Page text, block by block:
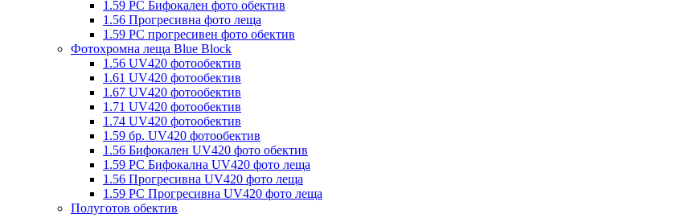
1.59 PC Бифокален фото обектив
1.56 Прогресивна фото леща
1.59 PC прогресивен фото обектив
Фотохромна леща Blue Block
1.56 UV420 фотообектив
1.61 UV420 фотообектив
1.67 UV420 фотообектив
1.71 UV420 фотообектив
1.74 UV420 фотообектив
1.59 бр. UV420 фотообектив
1.56 Бифокален UV420 фото обектив
1.59 PC Бифокална UV420 фото леща
1.56 Прогресивна UV420 фото леща
1.59 PC Прогресивна UV420 фото леща
Полуготов обектив